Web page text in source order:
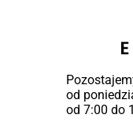
od
od 7:00 do